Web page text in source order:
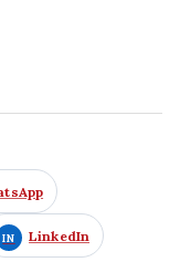
LinkedIn